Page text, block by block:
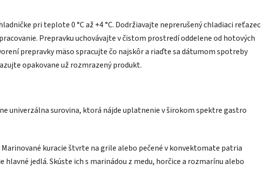
pri teplote 0 °C až +4 °C. Dodržiavajte neprerušený chladiaci reťazec
Prepravku uchovávajte v čistom prostredí oddelene od hotových
prepravky mäso spracujte čo najskôr a riaďte sa dátumom spotreby
opakovane už rozmrazený produkt.
univerzálna surovina, ktorá nájde uplatnenie v širokom spektre gastro
Marinované kuracie štvrte na grile alebo pečené v konvektomate patria
hlavné jedlá. Skúste ich s marinádou z medu, horčice a rozmarínu alebo